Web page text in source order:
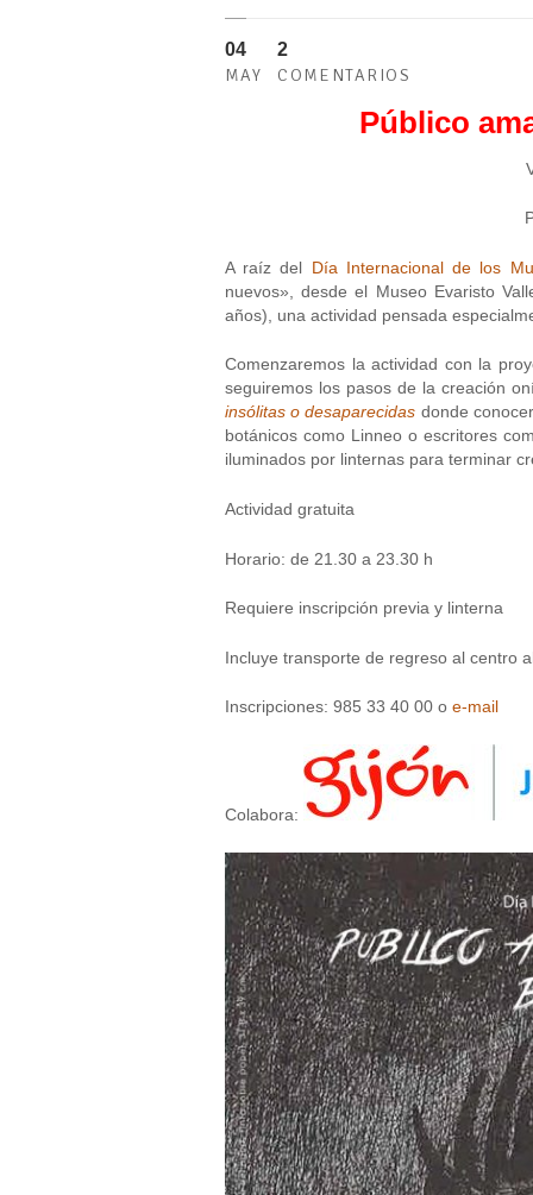
04
MAY
2
COMENTARIOS
Público
A raíz del Día Internacional de los
nuevos», desde el Museo Evaristo
años), una actividad pensada
Comenzaremos la actividad con la
seguiremos los pasos de la creación
insólitas o desaparecidas donde
botánicos como Linneo o escritores
iluminados por linternas para terminar
Actividad gratuita
Horario: de 21.30 a 23.30 h
Requiere inscripción previa y linterna
Incluye transporte de regreso al centro
Inscripciones: 985 33 40 00 o e-mail
Colabora: